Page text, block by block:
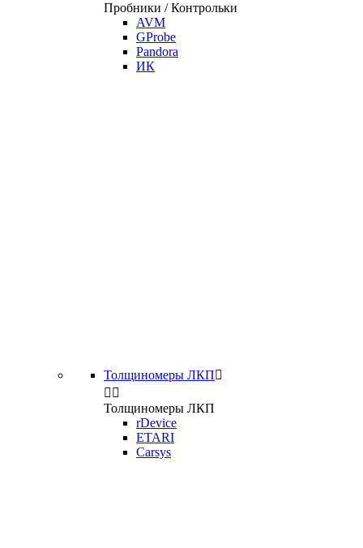
Пробники / Контрольки
AVM
GProbe
Pandora
ИК
Толщиномеры ЛКП
 
Толщиномеры ЛКП
rDevice
ETARI
Carsys